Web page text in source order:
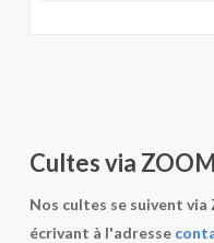
Cultes via ZOOM
Nos cultes se suivent via
écrivant à l'adresse